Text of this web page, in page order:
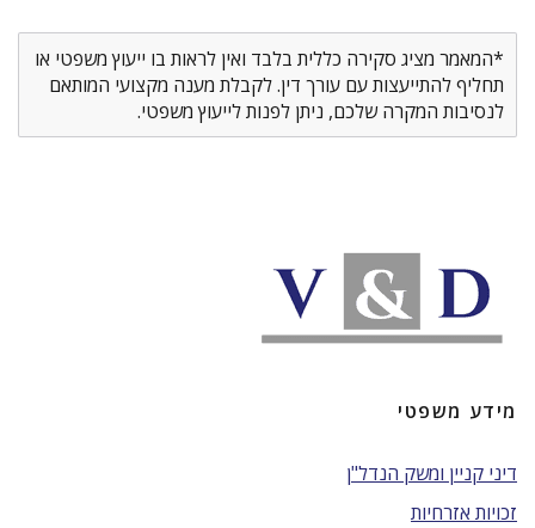
*המאמר מציג סקירה כללית בלבד ואין לראות בו ייעוץ משפטי או
תחליף להתייעצות עם עורך דין. לקבלת מענה מקצועי המותאם
לנסיבות המקרה שלכם, ניתן לפנות לייעוץ משפטי.
מידע משפטי
דיני קניין ומשק הנדל"ן
זכויות אזרחיות